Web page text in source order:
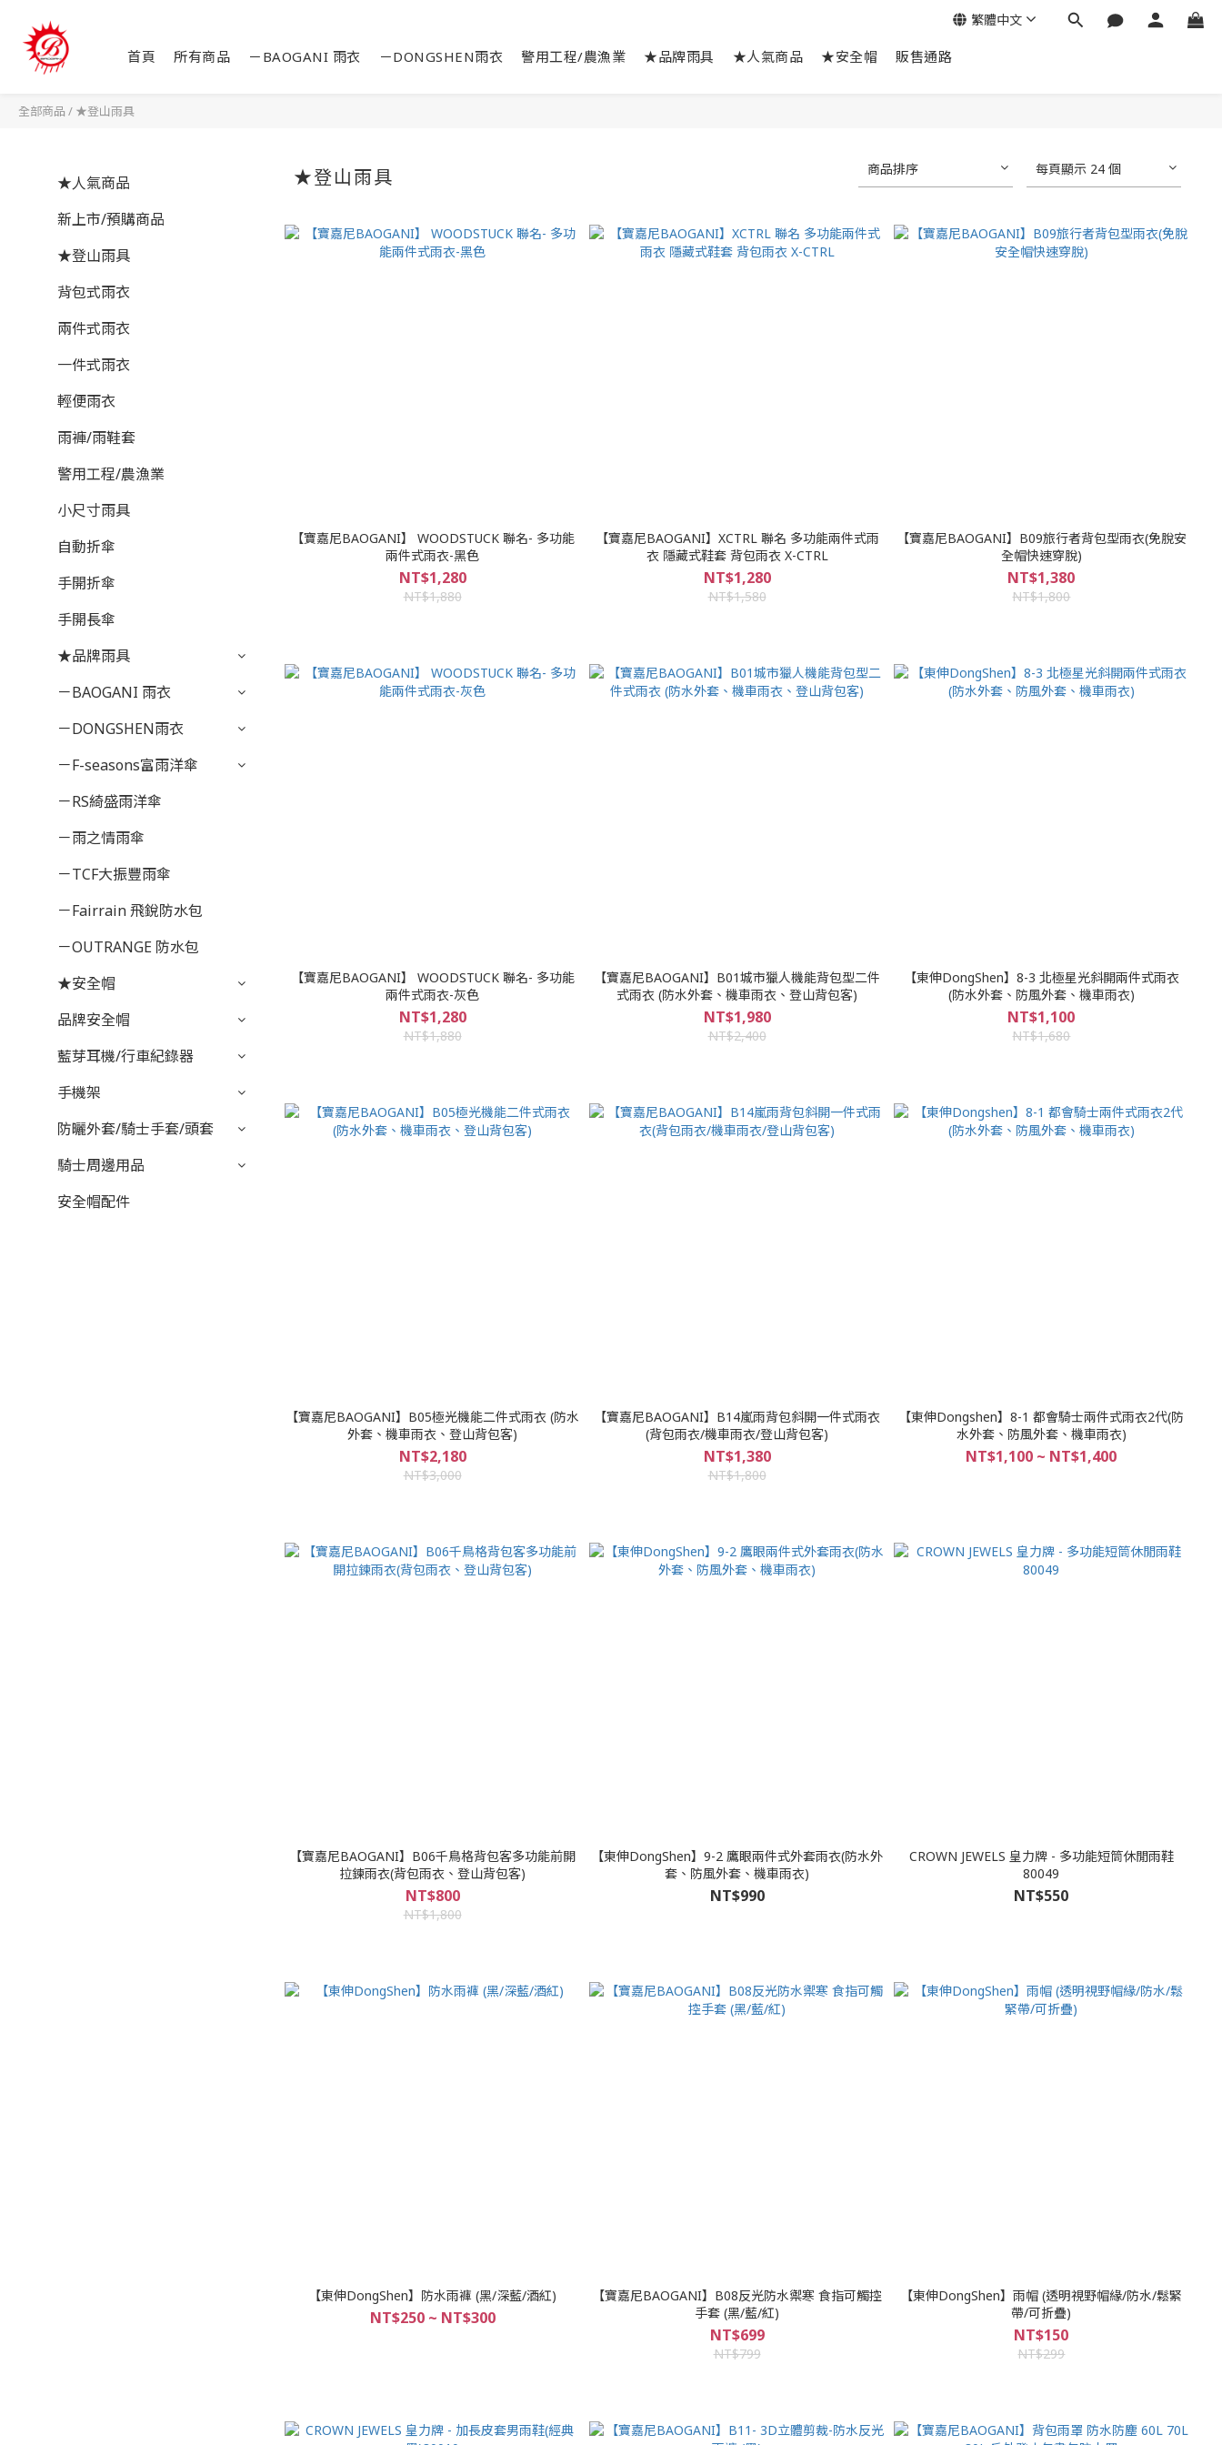
首頁 所有商品 －BAOGANI 雨衣 －DONGSHEN雨衣 警用工程/農漁業 ★品牌雨具 ★人氣商品 ★安全帽 販售通路
繁體中文
全部商品 / ★登山雨具
★人氣商品
新上市/預購商品
★登山雨具
背包式雨衣
兩件式雨衣
一件式雨衣
輕便雨衣
雨褲/雨鞋套
警用工程/農漁業
小尺寸雨具
自動折傘
手開折傘
手開長傘
★品牌雨具
－BAOGANI 雨衣
－DONGSHEN雨衣
－F-seasons富雨洋傘
－RS綺盛雨洋傘
－雨之情雨傘
－TCF大振豐雨傘
－Fairrain 飛銳防水包
－OUTRANGE 防水包
★安全帽
品牌安全帽
藍芽耳機/行車紀錄器
手機架
防曬外套/騎士手套/頭套
騎士周邊用品
安全帽配件
★登山雨具 商品排序 每頁顯示 24 個
【寶嘉尼BAOGANI】 WOODSTUCK 聯名- 多功能
兩件式雨衣-黑色
NT$1,280
NT$1,880
【寶嘉尼BAOGANI】XCTRL 聯名 多功能兩件式雨
衣 隱藏式鞋套 背包雨衣 X-CTRL
NT$1,280
NT$1,580
【寶嘉尼BAOGANI】B09旅行者背包型雨衣(免脫安
全帽快速穿脫)
NT$1,380
NT$1,800
【寶嘉尼BAOGANI】 WOODSTUCK 聯名- 多功能
兩件式雨衣-灰色
NT$1,280
NT$1,880
【寶嘉尼BAOGANI】B01城市獵人機能背包型二件
式雨衣 (防水外套、機車雨衣、登山背包客)
NT$1,980
NT$2,400
【東伸DongShen】8-3 北極星光斜開兩件式雨衣
(防水外套、防風外套、機車雨衣)
NT$1,100
NT$1,680
【寶嘉尼BAOGANI】B05極光機能二件式雨衣 (防水
外套、機車雨衣、登山背包客)
NT$2,180
NT$3,000
【寶嘉尼BAOGANI】B14嵐雨背包斜開一件式雨衣
(背包雨衣/機車雨衣/登山背包客)
NT$1,380
NT$1,800
【東伸Dongshen】8-1 都會騎士兩件式雨衣2代(防
水外套、防風外套、機車雨衣)
NT$1,100 ~ NT$1,400
【寶嘉尼BAOGANI】B06千鳥格背包客多功能前開
拉鍊雨衣(背包雨衣、登山背包客)
NT$800
NT$1,800
【東伸DongShen】9-2 鷹眼兩件式外套雨衣(防水外
套、防風外套、機車雨衣)
NT$990
CROWN JEWELS 皇力牌 - 多功能短筒休閒雨鞋
80049
NT$550
【東伸DongShen】防水雨褲 (黑/深藍/酒紅)
NT$250 ~ NT$300
【寶嘉尼BAOGANI】B08反光防水禦寒 食指可觸控
手套 (黑/藍/紅)
NT$699
NT$799
【東伸DongShen】雨帽 (透明視野帽緣/防水/鬆緊
帶/可折疊)
NT$150
NT$299